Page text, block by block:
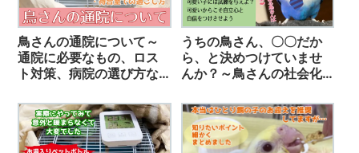
鳥さんの通院について～
通院に必要なもの、ロス
ト対策、病院の選び方な
うちの鳥さん、〇〇だか
ら、と決めつけていませ
んか？～鳥さんの社会化